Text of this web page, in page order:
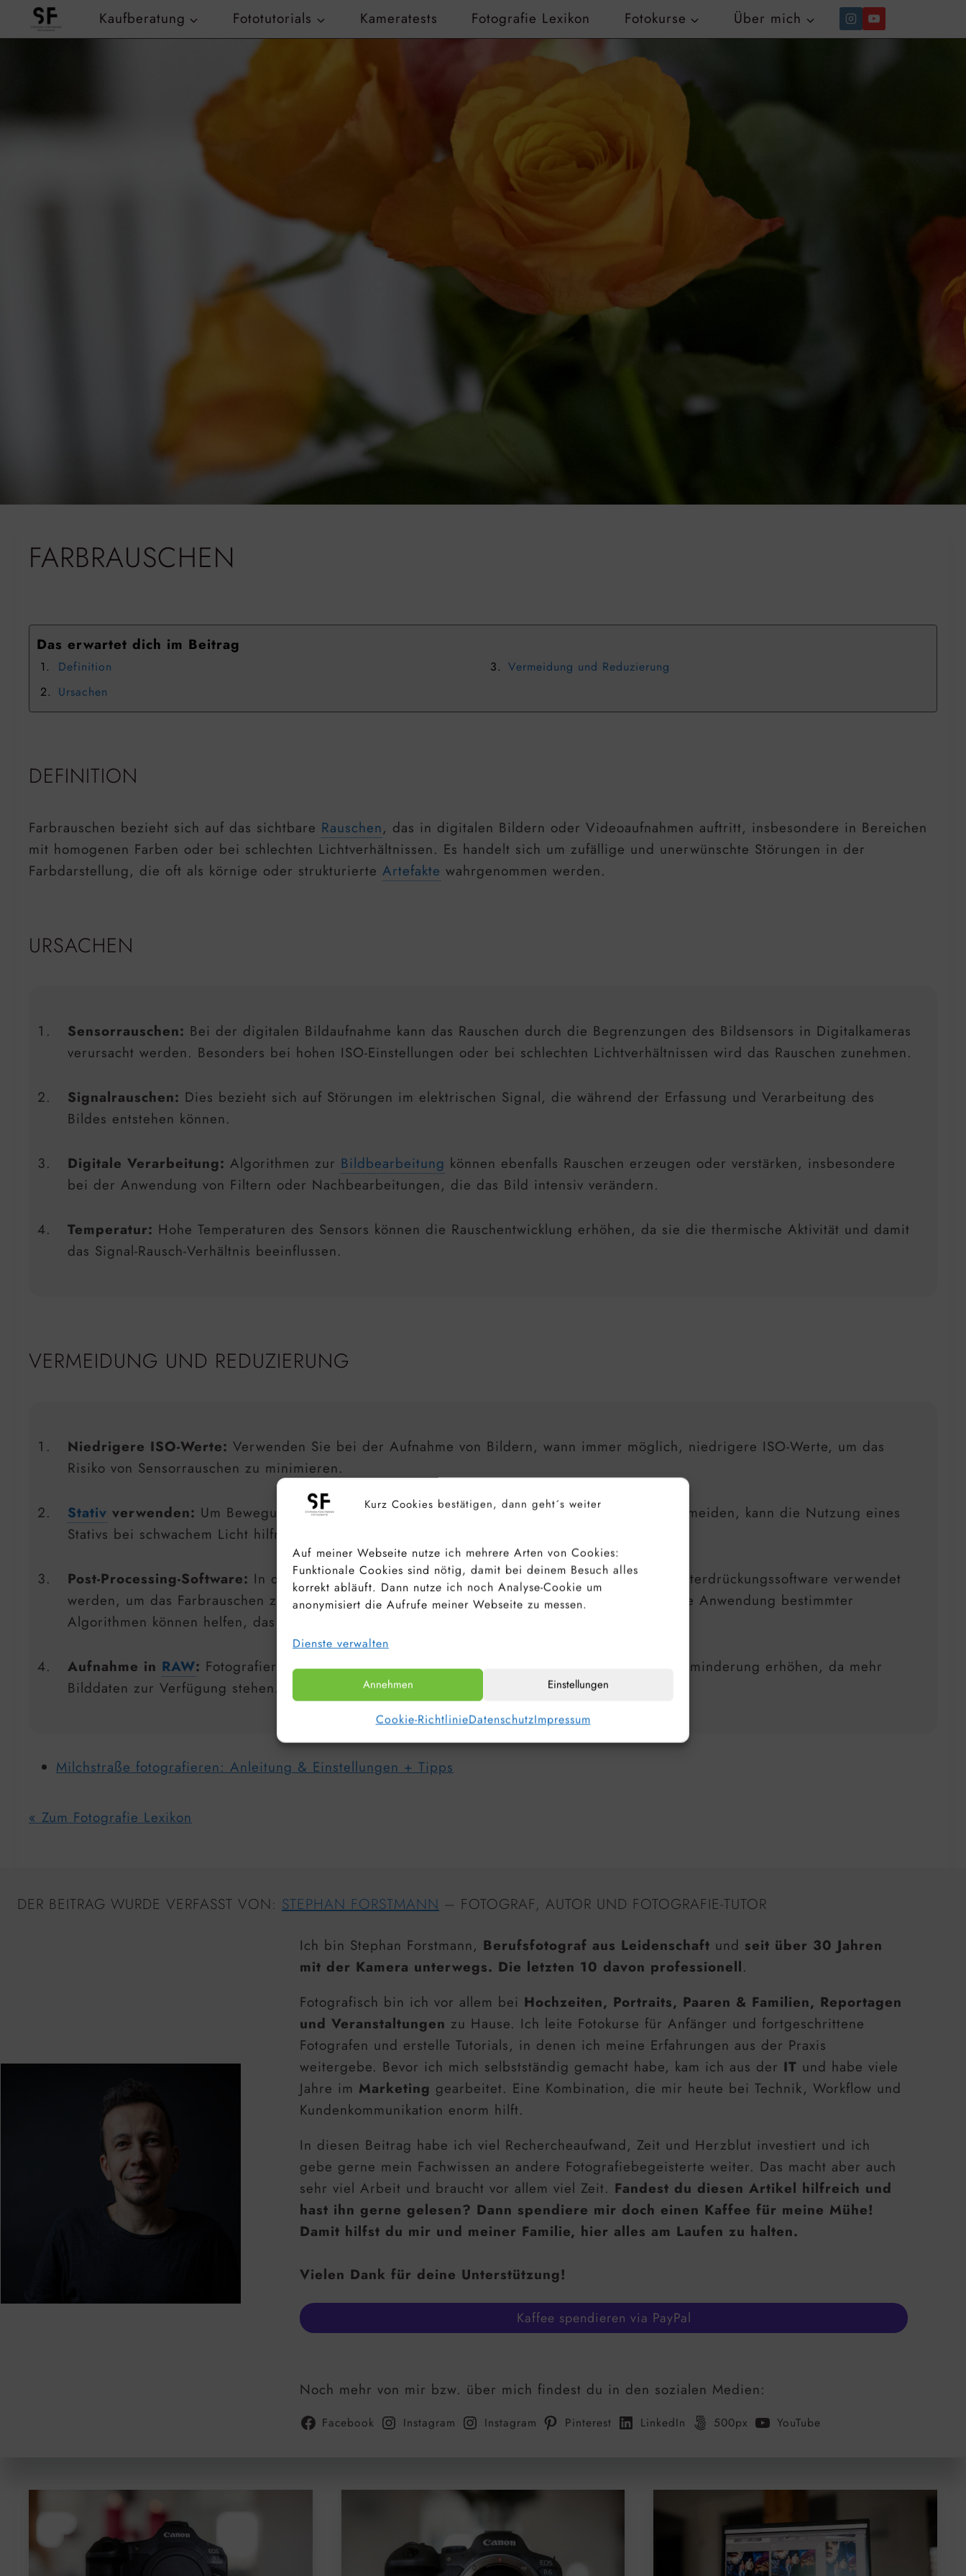
Kurz Cookies bestätigen, dann geht´s weiter
Auf meiner Webseite nutze ich mehrere Arten von Cookies:
Funktionale Cookies sind nötig, damit bei deinem Besuch alles
korrekt abläuft. Dann nutze ich noch Analyse-Cookie um
anonymisiert die Aufrufe meiner Webseite zu messen.
Dienste verwalten
Annehmen Einstellungen
Cookie-RichtlinieDatenschutzImpressum
Kaufberatung Fototutorials Kameratests Fotografie Lexikon Fotokurse Über mich
FARBRAUSCHEN
Das erwartet dich im Beitrag
Definition
Ursachen
Vermeidung und Reduzierung
DEFINITION
Farbrauschen bezieht sich auf das sichtbare Rauschen, das in digitalen Bildern oder Videoaufnahmen auftritt, insbesondere in Bereichen
mit homogenen Farben oder bei schlechten Lichtverhältnissen. Es handelt sich um zufällige und unerwünschte Störungen in der
Farbdarstellung, die oft als körnige oder strukturierte Artefakte wahrgenommen werden.
URSACHEN
Sensorrauschen: Bei der digitalen Bildaufnahme kann das Rauschen durch die Begrenzungen des Bildsensors in Digitalkameras
verursacht werden. Besonders bei hohen ISO-Einstellungen oder bei schlechten Lichtverhältnissen wird das Rauschen zunehmen.
Signalrauschen: Dies bezieht sich auf Störungen im elektrischen Signal, die während der Erfassung und Verarbeitung des
Bildes entstehen können.
Digitale Verarbeitung: Algorithmen zur Bildbearbeitung können ebenfalls Rauschen erzeugen oder verstärken, insbesondere
bei der Anwendung von Filtern oder Nachbearbeitungen, die das Bild intensiv verändern.
Temperatur: Hohe Temperaturen des Sensors können die Rauschentwicklung erhöhen, da sie die thermische Aktivität und damit
das Signal-Rausch-Verhältnis beeinflussen.
VERMEIDUNG UND REDUZIERUNG
Niedrigere ISO-Werte: Verwenden Sie bei der Aufnahme von Bildern, wann immer möglich, niedrigere ISO-Werte, um das
Risiko von Sensorrauschen zu minimieren.
Stativ verwenden: Um Bewegungsunschärfe und damit verbundene Rauschentwicklung zu vermeiden, kann die Nutzung eines
Stativs bei schwachem Licht hilfreich sein.
Post-Processing-Software: In der Nachbearbeitung sowie der Bildbearbeitung kann Rauschunterdrückungssoftware verwendet
werden, um das Farbrauschen zu reduzieren. Techniken wie das Verwenden von
oder die Anwendung bestimmter
Algorithmen können helfen, das Erscheinungsbild von Rauschen zu minimieren.
Aufnahme in RAW: Fotografieren im RAW-Format kann die Möglichkeiten zur späteren Rauschminderung erhöhen, da mehr
Bilddaten zur Verfügung stehen.
Milchstraße fotografieren: Anleitung & Einstellungen + Tipps
« Zum Fotografie Lexikon
DER BEITRAG WURDE VERFASST VON: STEPHAN FORSTMANN – FOTOGRAF, AUTOR UND FOTOGRAFIE-TUTOR
Ich bin Stephan Forstmann, Berufsfotograf aus Leidenschaft und seit über 30 Jahren
mit der Kamera unterwegs. Die letzten 10 davon professionell.
Fotografisch bin ich vor allem bei Hochzeiten, Portraits, Paaren & Familien, Reportagen
und Veranstaltungen zu Hause. Ich leite Fotokurse für Anfänger und fortgeschrittene
Fotografen und erstelle Tutorials, in denen ich meine Erfahrungen aus der Praxis
weitergebe. Bevor ich mich selbstständig gemacht habe, kam ich aus der IT und habe viele
Jahre im Marketing gearbeitet. Eine Kombination, die mir heute bei Technik, Workflow und
Kundenkommunikation enorm hilft.
In diesen Beitrag habe ich viel Rechercheaufwand, Zeit und Herzblut investiert und ich
gebe gerne mein Fachwissen an andere Fotografiebegeisterte weiter. Das macht aber auch
sehr viel Arbeit und braucht vor allem viel Zeit. Fandest du diesen Artikel hilfreich und
hast ihn gerne gelesen? Dann spendiere mir doch einen Kaffee für meine Mühe!
Damit hilfst du mir und meiner Familie, hier alles am Laufen zu halten.
Vielen Dank für deine Unterstützung!
Kaffee spendieren via PayPal
Noch mehr von mir bzw. über mich findest du in den sozialen Medien:
Facebook Instagram Instagram Pinterest LinkedIn 500px YouTube